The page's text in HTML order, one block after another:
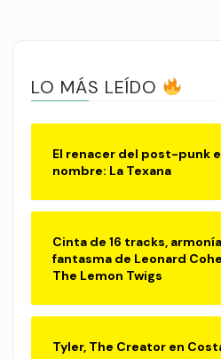
LO MÁS LEÍDO
El renacer del post-punk
nombre: La Texana
Cinta de 16 tracks,
fantasma de Leonard
The Lemon Twigs
Tyler, The Creator en